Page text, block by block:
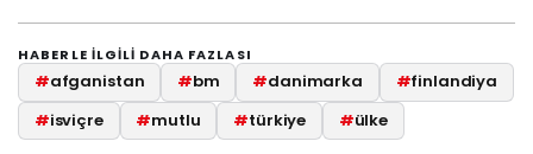
HABERLE ILGILI DAHA FAZLASI
#afganistan #bm #danimarka #finlandiya
#isviçre #mutlu #türkiye #ülke